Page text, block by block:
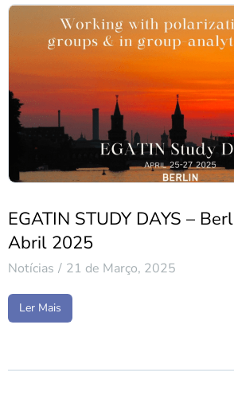
EGATIN STUDY DAYS –
Abril 2025
Notícias 21 de Março, 2025
Ler Mais